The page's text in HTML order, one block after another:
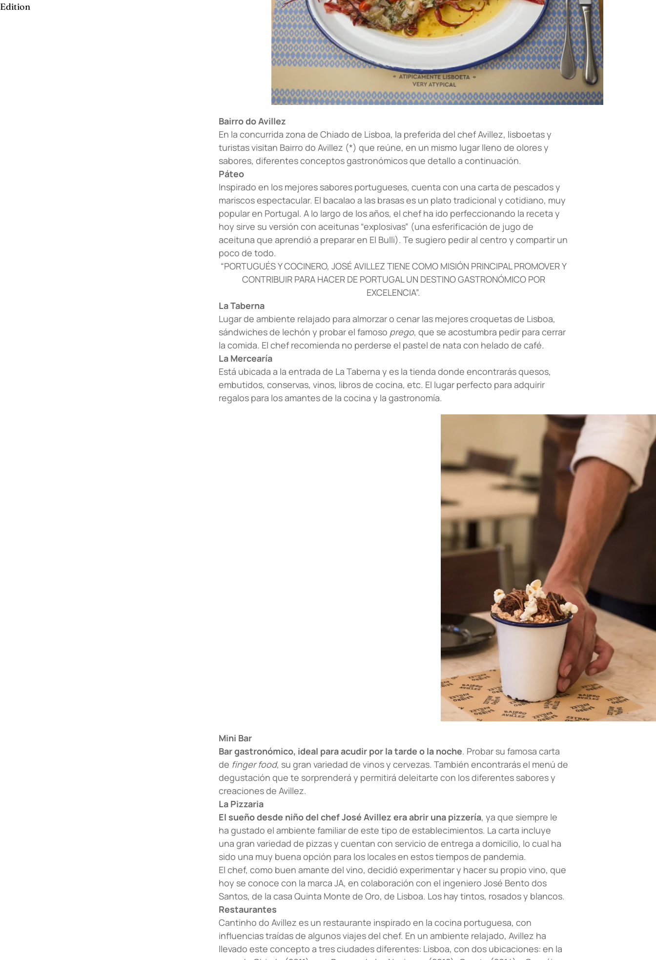
Bairro do Avillez
En la concurrida zona de Chiado de Lisboa, la preferida del chef Avillez, lisboetas y
turistas visitan Bairro do Avillez (*) que reúne, en un mismo lugar lleno de olores y
sabores, diferentes conceptos gastronómicos que detallo a continuación.
Páteo
Inspirado en los mejores sabores portugueses, cuenta con una carta de pescados y
mariscos espectacular. El bacalao a las brasas es un plato tradicional y cotidiano, muy
popular en Portugal. A lo largo de los años, el chef ha ido perfeccionando la receta y
hoy sirve su versión con aceitunas “explosivas” (una esferificación de jugo de
aceituna que aprendió a preparar en El Bulli). Te sugiero pedir al centro y compartir un
poco de todo.
“PORTUGUÉS Y COCINERO, JOSÉ AVILLEZ TIENE COMO MISIÓN PRINCIPAL PROMOVER Y
CONTRIBUIR PARA HACER DE PORTUGAL UN DESTINO GASTRONÓMICO POR
EXCELENCIA”.
La Taberna
Lugar de ambiente relajado para almorzar o cenar las mejores croquetas de Lisboa,
sándwiches de lechón y probar el famoso prego, que se acostumbra pedir para cerrar
la comida. El chef recomienda no perderse el pastel de nata con helado de café.
La Mercearía
Está ubicada a la entrada de La Taberna y es la tienda donde encontrarás quesos,
embutidos, conservas, vinos, libros de cocina, etc. El lugar perfecto para adquirir
regalos para los amantes de la cocina y la gastronomía.
Mini Bar
Bar gastronómico, ideal para acudir por la tarde o la noche. Probar su famosa carta
de finger food, su gran variedad de vinos y cervezas. También encontrarás el menú de
degustación que te sorprenderá y permitirá deleitarte con los diferentes sabores y
creaciones de Avillez.
La Pizzaria
El sueño desde niño del chef José Avillez era abrir una pizzería, ya que siempre le
ha gustado el ambiente familiar de este tipo de establecimientos. La carta incluye
una gran variedad de pizzas y cuentan con servicio de entrega a domicilio, lo cual ha
sido una muy buena opción para los locales en estos tiempos de pandemia.
El chef, como buen amante del vino, decidió experimentar y hacer su propio vino, que
hoy se conoce con la marca JA, en colaboración con el ingeniero José Bento dos
Santos, de la casa Quinta Monte de Oro, de Lisboa. Los hay tintos, rosados y blancos.
Restaurantes
Cantinho do Avillez es un restaurante inspirado en la cocina portuguesa, con
influencias traídas de algunos viajes del chef. En un ambiente relajado, Avillez ha
llevado este concepto a tres ciudades diferentes: Lisboa, con dos ubicaciones: en la
Edition